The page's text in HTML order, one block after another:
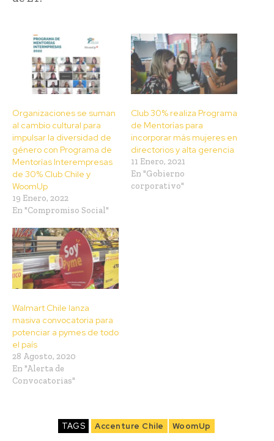
Organizaciones se suman
al cambio cultural para
impulsar la diversidad de
género con Programa de
Mentorías Interempresas
de 30% Club Chile y
WoomUp
19 Enero, 2022
En "Compromiso Social"
Club 30% realiza Programa
de Mentorías para
incorporar más mujeres en
directorios y alta gerencia
11 Enero, 2021
En "Gobierno
corporativo"
Walmart Chile lanza
masiva convocatoria para
potenciar a pymes de todo
el país
28 Agosto, 2020
En "Alerta de
Convocatorias"
TAGS Accenture Chile WoomUp